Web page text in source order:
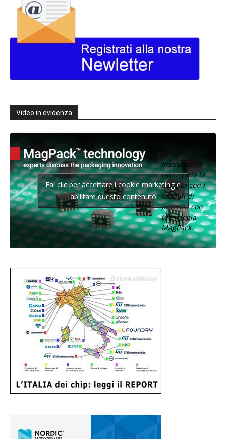
Video in evidenza
Texas
Instruments
raddoppia la
densità con i
moduli di
potenza con
tecnologia
MagPack.
Fai clic per accettare i cookie marketing e
abilitare questo contenuto